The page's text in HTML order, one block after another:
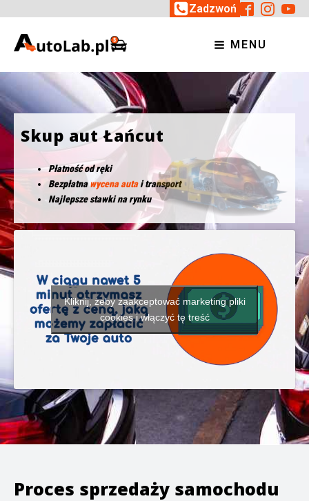
Zadzwoń
MENU
Skup aut Łańcut
Płatność od ręki
Bezpłatnawycena autai transport
Najlepsze stawki na rynku
Kliknij, żeby zaakceptować marketing pliki
cookies i włączyć tę treść
Proces sprzedaży samochodu